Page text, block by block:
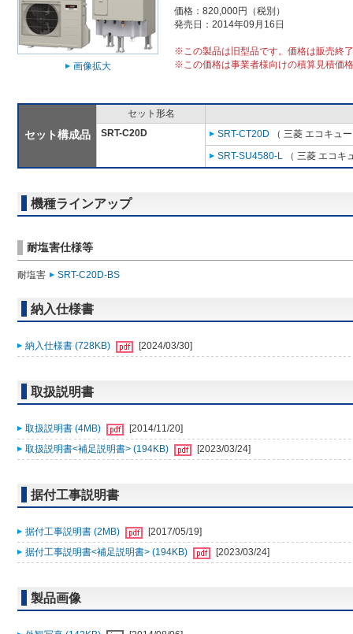
画像拡大
価格：820,000円（税別）
発売日：2014年09月16日
※この製品は旧型品です。価格は販売終
※この価格は事業者様向けの積算見積価
セット構成品
セット形名
SRT-C20D
SRT-CT20D （ 三菱 エコキュ
SRT-SU4580-L （ 三菱 エコキ
機種ラインアップ
耐塩害仕様等
耐塩害 SRT-C20D-BS
納入仕様書
納入仕様書 (728KB) [2024/03/30]
取扱説明書
取扱説明書 (4MB)
[2014/11/20]
取扱説明書<補足説明書> (194KB)
[2023/03/24]
据付工事説明書
据付工事説明書 (2MB)
[2017/05/19]
据付工事説明書<補足説明書> (194KB)
[2023/03/24]
製品画像